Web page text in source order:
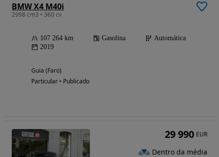
BMW X4 M40i
2998 cm3 • 360 cv
107 264 km Gasolina
Automática
2019
Guia (Faro)
Particular • Publicado
29 990 EUR
Dentro da média